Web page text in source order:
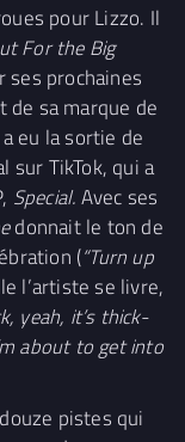
pour Lizzo. Il
For the Big
prochaines
de sa marque de
eu la sortie de
sur TikTok, qui a
Special. Avec ses
donnait le ton de
(“Turn up
l’artiste se livre,
yeah, it’s thick-
about to get into
pistes qui